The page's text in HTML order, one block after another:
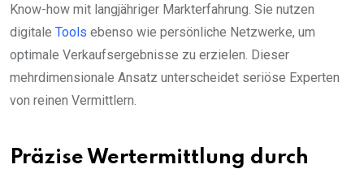
Know-how mit langjähriger Markterfahrung. Sie nutzen
digitale Tools ebenso wie persönliche Netzwerke, um
optimale Verkaufsergebnisse zu erzielen. Dieser
mehrdimensionale Ansatz unterscheidet seriöse Experten
von reinen Vermittlern.
Präzise Wertermittlung durch